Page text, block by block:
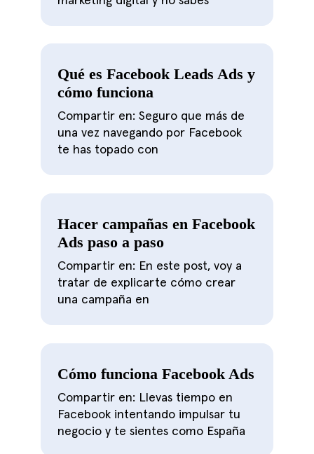
Qué es Facebook Leads Ads y
cómo funciona
Compartir en: Seguro que más de
una vez navegando por Facebook
te has topado con
Hacer campañas en Facebook
Ads paso a paso
Compartir en: En este post, voy a
tratar de explicarte cómo crear
una campaña en
Cómo funciona Facebook Ads
Compartir en: Llevas tiempo en
Facebook intentando impulsar tu
negocio y te sientes como España